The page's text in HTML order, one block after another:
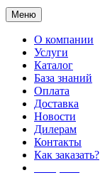
Меню
О компании
Услуги
Каталог
База знаний
Оплата
Доставка
Новости
Дилерам
Контакты
Как заказать?